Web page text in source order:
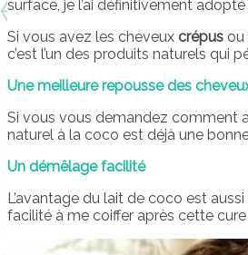
surface, je l’ai définitivement
Si vous avez les cheveux crépus ou
c’est l’un des produits naturels qui
Une meilleure repousse des
Si vous vous demandez comment
naturel à la coco est déjà une
Un démêlage facilité
L’avantage du lait de coco est aussi
facilité à me coiffer après cette